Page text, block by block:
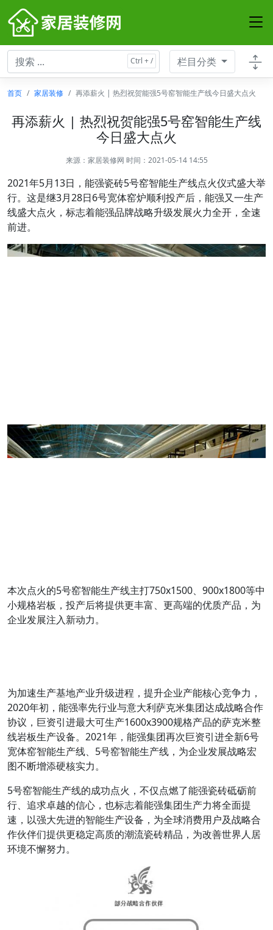
栏目分类
首页 家居装修 再添薪火 | 热烈祝贺能强5号窑智能生产线今日盛大点火
再添薪火 | 热烈祝贺能强5号窑智能生产线
今日盛大点火
来源： 家居装修网 时间：2021-05-14 14:55
2021年5月13日，能强瓷砖5号窑智能生产线点火仪式盛大举
行。这是继3月28日6号宽体窑炉顺利投产后，能强又一生产
线盛大点火，标志着能强品牌战略升级发展火力全开，全速
前进。
本次点火的5号窑智能生产线主打750x1500、900x1800等中
小规格岩板，投产后将提供更丰富、更高端的优质产品，为
企业发展注入新动力。
为加速生产基地产业升级进程，提升企业产能核心竞争力，
2020年初，能强率先行业与意大利萨克米集团达成战略合作
协议，巨资引进最大可生产1600x3900规格产品的萨克米整
线岩板生产设备。2021年，能强集团再次巨资引进全新6号
宽体窑智能生产线、5号窑智能生产线，为企业发展战略宏
图不断增添硬核实力。
5号窑智能生产线的成功点火，不仅点燃了能强瓷砖砥砺前
行、追求卓越的信心，也标志着能强集团生产力将全面提
速，以强大先进的智能生产设备，为全球消费用户及战略合
作伙伴们提供更稳定高质的潮流瓷砖精品，为改善世界人居
环境不懈努力。